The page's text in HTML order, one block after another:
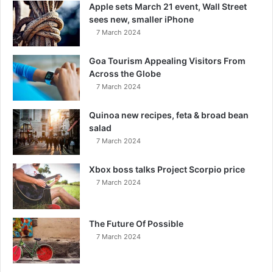
Apple sets March 21 event, Wall Street
sees new, smaller iPhone
7 March 2024
Goa Tourism Appealing Visitors From
Across the Globe
7 March 2024
Quinoa new recipes, feta & broad bean
salad
7 March 2024
Xbox boss talks Project Scorpio price
7 March 2024
The Future Of Possible
7 March 2024